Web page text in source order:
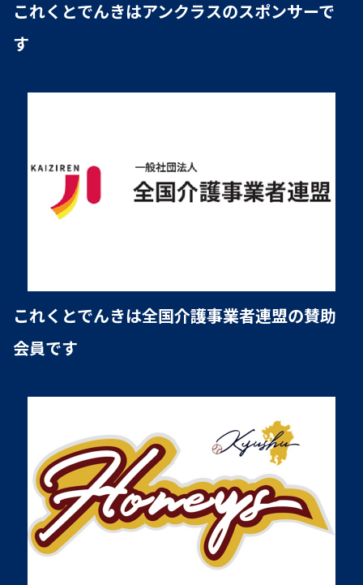
これくとでんきはアンクラスのスポンサーで
す
これくとでんきは全国介護事業者連盟の賛助
会員です